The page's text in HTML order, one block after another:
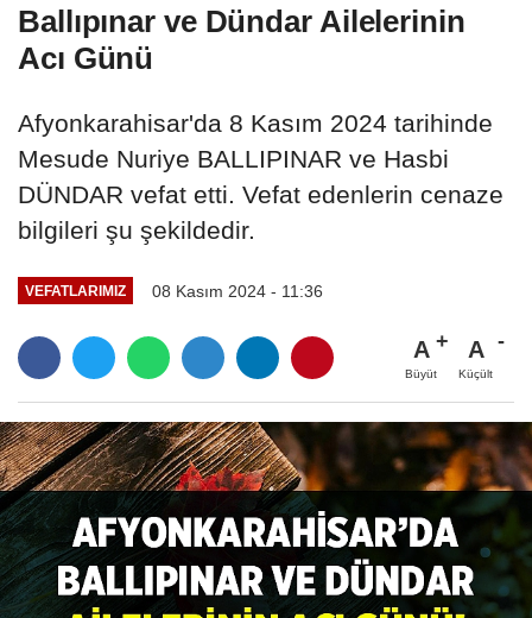
Ballıpınar ve Dündar Ailelerinin
Acı Günü
Afyonkarahisar'da 8 Kasım 2024 tarihinde
Mesude Nuriye BALLIPINAR ve Hasbi
DÜNDAR vefat etti. Vefat edenlerin cenaze
bilgileri şu şekildedir.
VEFATLARIMIZ 08 Kasım 2024 - 11:36
A
Büyüt
A
Küçült